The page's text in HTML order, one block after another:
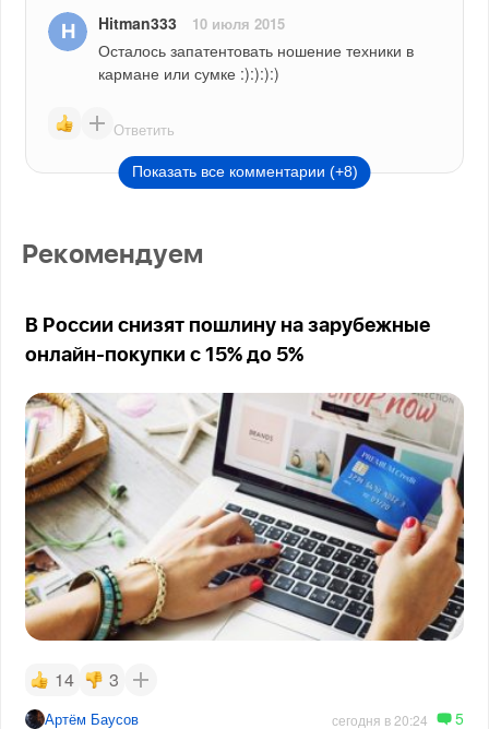
Hitman333 10 июля 2015
Осталось запатентовать ношение техники в
кармане или сумке :):):):)
Ответить
Показать все комментарии (+8)
Рекомендуем
В России снизят пошлину на зарубежные
онлайн-покупки с 15% до 5%
14 3
Артём Баусов сегодня в 20:24 5